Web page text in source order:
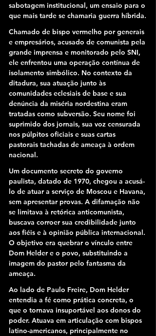
sabotagem institucional, um ensaio para o
que mais tarde se chamaria guerra híbrida.
Chamado de bispo vermelho por generais
e empresários, acusado de comunista pela
grande imprensa e monitorado pelo SNI,
ele enfrentou uma operação contínua de
isolamento simbólico. No contexto da
ditadura, sua atuação junto às
comunidades eclesiais de base e sua
denúncia da miséria nordestina eram
tratadas como subversão. Seu nome foi
suprimido dos jornais, sua voz censurada
nos púlpitos oficiais e suas cartas
pastorais tachadas de ameaça à ordem
nacional.
Um documento secreto do governo
paulista, datado de 1970, chegou a acusá-
lo de atuar a serviço de Moscou e Havana,
sem apresentar provas. A difamação não
se limitava à retórica anticomunista,
buscava corroer sua credibilidade junto
aos fiéis e à opinião pública internacional.
O objetivo era quebrar o vínculo entre
Dom Helder e o povo, substituindo a
imagem do pastor pelo fantasma da
ameaça.
Ao lado de Paulo Freire, Dom Helder
entendia a fé como prática concreta, o
que o tornava insuportável aos donos do
poder. Atuava em articulação com bispos
latino-americanos, principalmente no